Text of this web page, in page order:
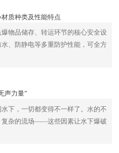
质种类及性能特点
物品储存、转运环节的核心安全设
、防静电等多重防护性能，可全方
声力量”
下，一切都变得不一样了。水的不
复杂的流场——这些因素让水下爆破